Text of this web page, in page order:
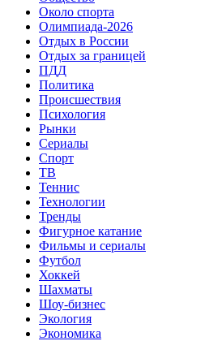
Около спорта
Олимпиада-2026
Отдых в России
Отдых за границей
ПДД
Политика
Происшествия
Психология
Рынки
Сериалы
Спорт
ТВ
Теннис
Технологии
Тренды
Фигурное катание
Фильмы и сериалы
Футбол
Хоккей
Шахматы
Шоу-бизнес
Экология
Экономика